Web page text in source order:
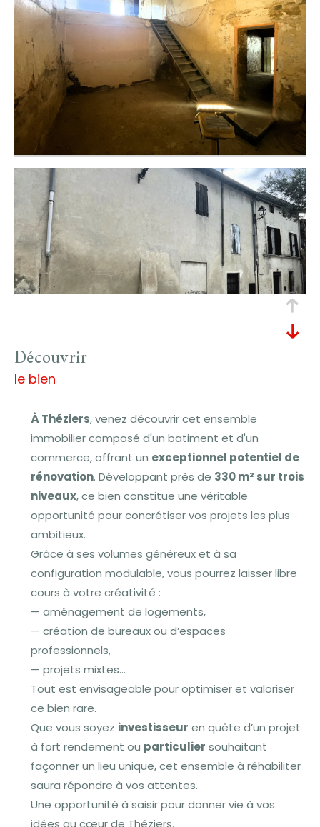
découvrir
le bien
À Théziers, venez découvrir cet ensemble
immobilier composé d'un batiment et d'un
commerce, offrant un exceptionnel potentiel de
rénovation. Développant près de 330 m² sur trois
niveaux, ce bien constitue une véritable
opportunité pour concrétiser vos projets les plus
ambitieux.
Grâce à ses volumes généreux et à sa
configuration modulable, vous pourrez laisser libre
cours à votre créativité :
— aménagement de logements,
— création de bureaux ou d’espaces
professionnels,
— projets mixtes…
Tout est envisageable pour optimiser et valoriser
ce bien rare.
Que vous soyez investisseur en quête d’un projet
à fort rendement ou particulier souhaitant
façonner un lieu unique, cet ensemble à réhabiliter
saura répondre à vos attentes.
Une opportunité à saisir pour donner vie à vos
idées au cœur de Théziers.